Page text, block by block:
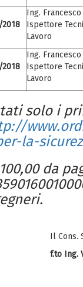
Ing. Francesco
Ispettore
Lavoro
Ing. Francesco
Ispettore
Lavoro
solo i
la-
da
Il Cons.
f.to Ing.